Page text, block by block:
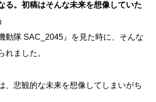
る。初稿はそんな未来を想像していた
動隊 SAC_2045』を見た時に、そんな
れました。
、悲観的な未来を想像してしまいがち